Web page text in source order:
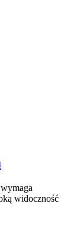
widoczność